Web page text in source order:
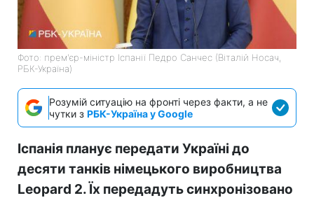
Фото: прем'єр-міністр Іспанії Педро Санчес (Віталій Носач,
РБК-Україна)
Розумій ситуацію на фронті через факти, а не
чутки з РБК-Україна у Google
Іспанія планує передати Україні до
десяти танків німецького виробництва
Leopard 2. Їх передадуть синхронізовано